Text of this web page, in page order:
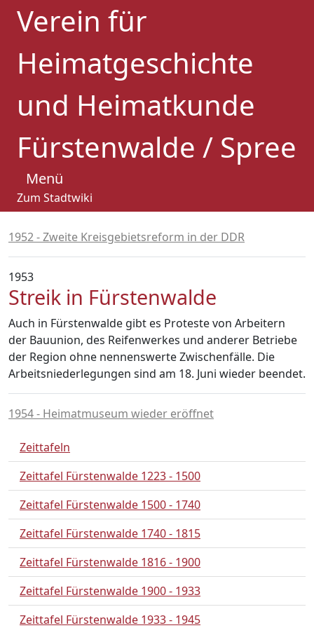
Verein für
Heimatgeschichte
und Heimatkunde
Fürstenwalde / Spree
Menü
Zum Stadtwiki
1952 - Zweite Kreisgebietsreform in der DDR
1953
Streik in Fürstenwalde
Auch in Fürstenwalde gibt es Proteste von Arbeitern
der Bauunion, des Reifenwerkes und anderer Betriebe
der Region ohne nennenswerte Zwischenfälle. Die
Arbeitsniederlegungen sind am 18. Juni wieder beendet.
1954 - Heimatmuseum wieder eröffnet
Zeittafeln
Zeittafel Fürstenwalde 1223 - 1500
Zeittafel Fürstenwalde 1500 - 1740
Zeittafel Fürstenwalde 1740 - 1815
Zeittafel Fürstenwalde 1816 - 1900
Zeittafel Fürstenwalde 1900 - 1933
Zeittafel Fürstenwalde 1933 - 1945